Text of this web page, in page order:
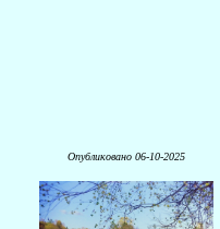
Опубликовано 06-10-2025